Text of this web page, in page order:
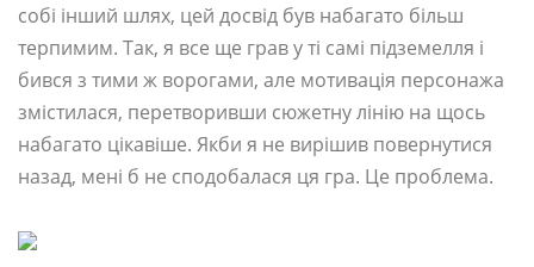
собі інший шлях, цей досвід був набагато більш
терпимим. Так, я все ще грав у ті самі підземелля і
бився з тими ж ворогами, але мотивація персонажа
змістилася, перетворивши сюжетну лінію на щось
набагато цікавіше. Якби я не вирішив повернутися
назад, мені б не сподобалася ця гра. Це проблема.